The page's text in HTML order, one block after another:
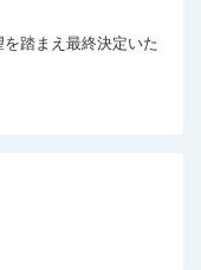
踏まえ最終決定いた